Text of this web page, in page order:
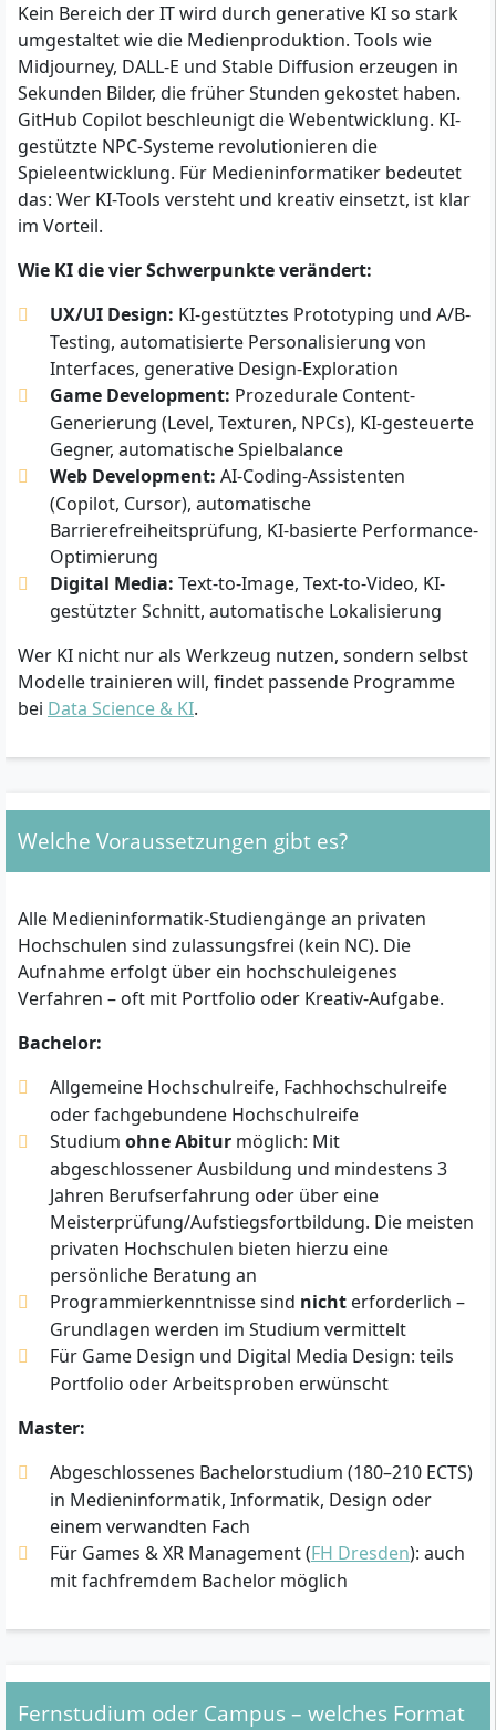
Kein Bereich der IT wird durch generative KI so stark
umgestaltet wie die Medienproduktion. Tools wie
Midjourney, DALL-E und Stable Diffusion erzeugen in
Sekunden Bilder, die früher Stunden gekostet haben.
GitHub Copilot beschleunigt die Webentwicklung. KI-
gestützte NPC-Systeme revolutionieren die
Spieleentwicklung. Für Medieninformatiker bedeutet
das: Wer KI-Tools versteht und kreativ einsetzt, ist klar
im Vorteil.
Wie KI die vier Schwerpunkte verändert:
UX/UI Design: KI-gestütztes Prototyping und A/B-
Testing, automatisierte Personalisierung von
Interfaces, generative Design-Exploration
Game Development: Prozedurale Content-
Generierung (Level, Texturen, NPCs), KI-gesteuerte
Gegner, automatische Spielbalance
Web Development: AI-Coding-Assistenten
(Copilot, Cursor), automatische
Barrierefreiheitsprüfung, KI-basierte Performance-
Optimierung
Digital Media: Text-to-Image, Text-to-Video, KI-
gestützter Schnitt, automatische Lokalisierung
Wer KI nicht nur als Werkzeug nutzen, sondern selbst
Modelle trainieren will, findet passende Programme
bei Data Science & KI.
Welche Voraussetzungen gibt es?
Alle Medieninformatik-Studiengänge an privaten
Hochschulen sind zulassungsfrei (kein NC). Die
Aufnahme erfolgt über ein hochschuleigenes
Verfahren – oft mit Portfolio oder Kreativ-Aufgabe.
Bachelor:
Allgemeine Hochschulreife, Fachhochschulreife
oder fachgebundene Hochschulreife
Studium ohne Abiturmöglich: Mit
abgeschlossener Ausbildung und mindestens 3
Jahren Berufserfahrung oder über eine
Meisterprüfung/Aufstiegsfortbildung. Die meisten
privaten Hochschulen bieten hierzu eine
persönliche Beratung an
Programmierkenntnisse sind nichterforderlich –
Grundlagen werden im Studium vermittelt
Für Game Design und Digital Media Design: teils
Portfolio oder Arbeitsproben erwünscht
Master:
Abgeschlossenes Bachelorstudium (180–210 ECTS)
in Medieninformatik, Informatik, Design oder
einem verwandten Fach
Für Games & XR Management (FH Dresden): auch
mit fachfremdem Bachelor möglich
Fernstudium oder Campus – welches Format